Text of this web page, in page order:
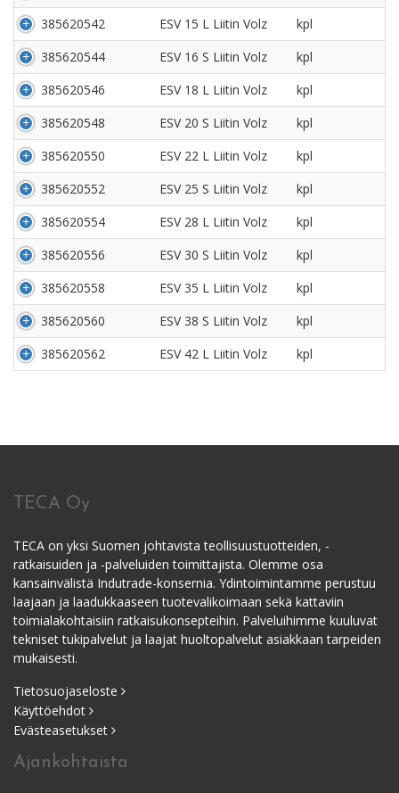
385620542
ESV 15 L Liitin Volz
kpl
385620544
ESV 16 S Liitin Volz
kpl
385620546
ESV 18 L Liitin Volz
kpl
385620548
ESV 20 S Liitin Volz
kpl
385620550
ESV 22 L Liitin Volz
kpl
385620552
ESV 25 S Liitin Volz
kpl
385620554
ESV 28 L Liitin Volz
kpl
385620556
ESV 30 S Liitin Volz
kpl
385620558
ESV 35 L Liitin Volz
kpl
385620560
ESV 38 S Liitin Volz
kpl
385620562
ESV 42 L Liitin Volz kpl
TECA Oy
TECA on yksi Suomen johtavista teollisuustuotteiden, -
ratkaisuiden ja -palveluiden toimittajista. Olemme osa
kansainvälistä Indutrade-konsernia. Ydintoimintamme perustuu
laajaan ja laadukkaaseen tuotevalikoimaan sekä kattaviin
toimialakohtaisiin ratkaisukonsepteihin. Palveluihimme kuuluvat
tekniset tukipalvelut ja laajat huoltopalvelut asiakkaan tarpeiden
mukaisesti.
Tietosuojaseloste
Käyttöehdot
Evästeasetukset
Ajankohtaista